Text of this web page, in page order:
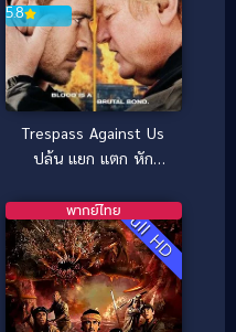
5.8
Trespass Against Us
ปล้น แยก แตก หัก
Full HD
พากย์ไทย